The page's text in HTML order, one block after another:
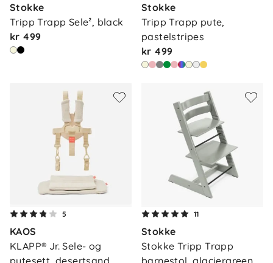
Stokke
Tripp Trapp Sele², black
kr 499
Stokke
Tripp Trapp pute,
pastelstripes
kr 499
5
KAOS
KLAPP® Jr. Sele- og
putesett, desertsand
11
Stokke
Stokke Tripp Trapp
barnestol, glaciergreen